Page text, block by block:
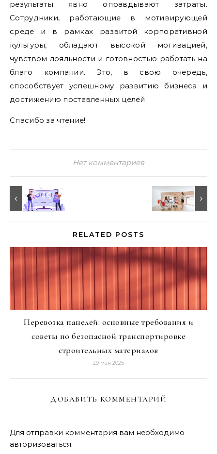
результаты явно оправдывают затраты.
Сотрудники, работающие в мотивирующей
среде и в рамках развитой корпоративной
культуры, обладают высокой мотивацией,
чувством лояльности и готовностью работать на
благо компании. Это, в свою очередь,
способствует успешному развитию бизнеса и
достижению поставленных целей.
Спасибо за чтение!
Нет комментариев
RELATED POSTS
Перевозка панелей: основные требования и
советы по безопасной транспортировке
строительных материалов
29 мая 2025
ДОБАВИТЬ КОММЕНТАРИЙ
Для отправки комментария вам необходимо
авторизоваться.